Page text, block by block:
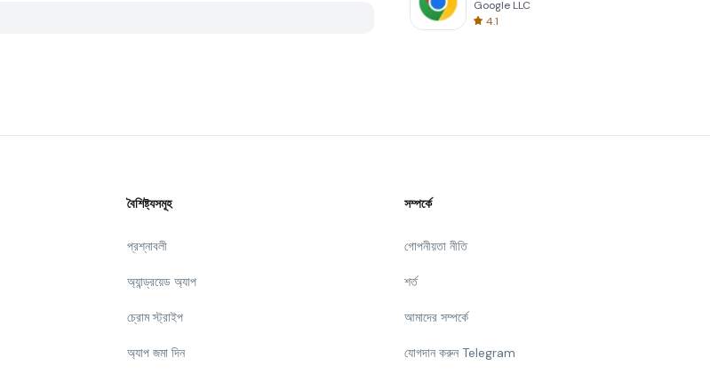
Google LLC
4.1
বৈশিষ্ট্যসমূহ
প্রশ্নাবলী
অ্যান্ড্রয়েড অ্যাপ
চ্রোম স্ট্রাইপ
অ্যাপ জমা দিন
সম্পর্কে
গোপনীয়তা নীতি
শর্ত
আমাদের সম্পর্কে
যোগদান করুন Telegram